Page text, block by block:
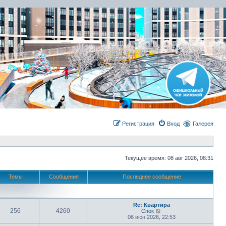
Галерея
Вход
Регистрация
Текущее время: 08 авг 2026, 08:31
Темы Сообщения Последнее сообщение
256 4260
Re: Квартира
Спок
е
р
06 июн 2026, 22:53